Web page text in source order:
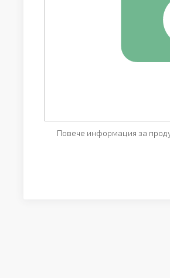
Повече информация за